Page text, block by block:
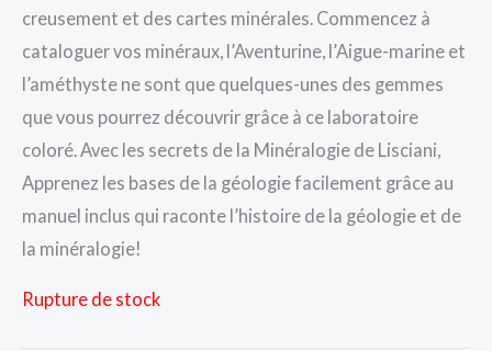
creusement et des cartes minérales. Commencez à
cataloguer vos minéraux, l’Aventurine, l’Aigue-marine et
l’améthyste ne sont que quelques-unes des gemmes
que vous pourrez découvrir grâce à ce laboratoire
coloré. Avec les secrets de la Minéralogie de Lisciani,
Apprenez les bases de la géologie facilement grâce au
manuel inclus qui raconte l’histoire de la géologie et de
la minéralogie!
Rupture de stock